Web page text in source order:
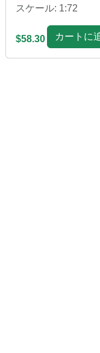
スケール: 1:72
$58.30 カートに